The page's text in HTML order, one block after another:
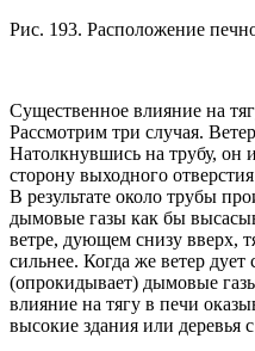
Рис. 193. Расположение
Существенное влияние на
Рассмотрим три случая.
Натолкнувшись на трубу, он
сторону выходного
В результате около трубы
дымовые газы как бы
ветре, дующем снизу вверх,
сильнее. Когда же ветер дует
(опрокидывает) дымовые
влияние на тягу в печи
высокие здания или деревья